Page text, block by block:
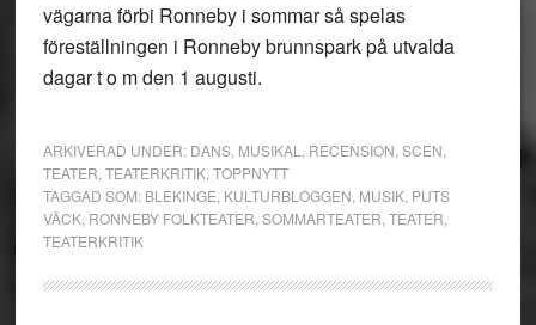
vägarna förbi Ronneby i sommar så spelas
föreställningen i Ronneby brunnspark på utvalda
dagar t o m den 1 augusti.
ARKIVERAD UNDER: DANS, MUSIKAL RECENSION SCEN
TEATER TEATERKRITIK, TOPPNYTT
TAGGAD SOM: BLEKINGE KULTURBLOGGEN MUSIK, PUTS
VÄCK, RONNEBY FOLKTEATER SOMMARTEATER TEATER
TEATERKRITIK